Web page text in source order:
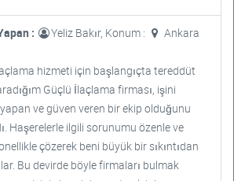
: Yeliz Bakır, Konum :
Ankara
hizmeti için başlangıçta tereddüt
Güçlü İlaçlama firması, işini
ve güven veren bir ekip olduğunu
Haşerelerle ilgili sorunumu özenle ve
çözerek beni büyük bir sıkıntıdan
Bu devirde böyle firmaları bulmak